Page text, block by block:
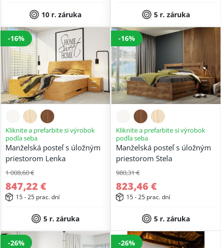
10 r. záruka 5 r. záruka
-16%
Kliknite a prefarbite si výrobok
podľa seba
Manželská posteľ s úložným
priestorom Lenka
1 008,60 €
847,22 €
15 - 25 prac. dní
5 r. záruka
-16%
Kliknite a prefarbite si výrobok
podľa seba
Manželská posteľ s úložným
priestorom Stela
980,31 €
823,46 €
15 - 25 prac. dní
5 r. záruka
-26% -26%